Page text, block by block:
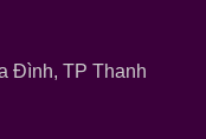
Đình, TP Thanh